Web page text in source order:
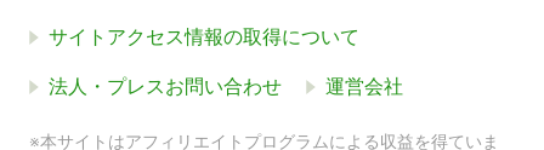
サイトアクセス情報の取得について
法人・プレスお問い合わせ 運営会社
※本サイトはアフィリエイトプログラムによる収益を得ていま